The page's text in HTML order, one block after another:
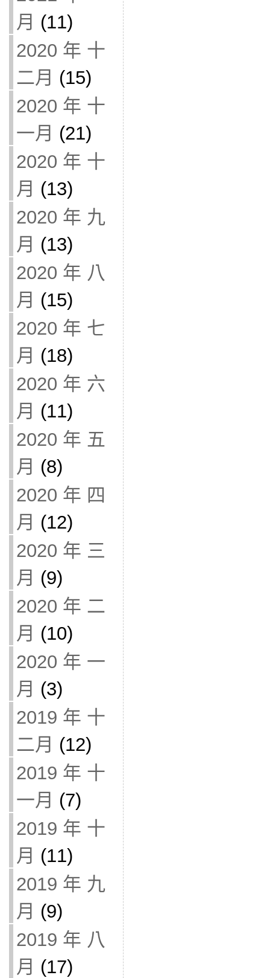
月 (11)
2020 年 十
二月 (15)
2020 年 十
一月 (21)
2020 年 十
月 (13)
2020 年 九
月 (13)
2020 年 八
月 (15)
2020 年 七
月 (18)
2020 年 六
月 (11)
2020 年 五
月 (8)
2020 年 四
月 (12)
2020 年 三
月 (9)
2020 年 二
月 (10)
2020 年 一
月 (3)
2019 年 十
二月 (12)
2019 年 十
一月 (7)
2019 年 十
月 (11)
2019 年 九
月 (9)
2019 年 八
月 (17)